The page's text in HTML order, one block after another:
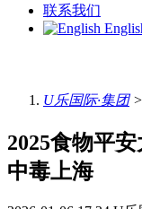
联系我们
U乐国际·集团>
2025食物平
中毒上海